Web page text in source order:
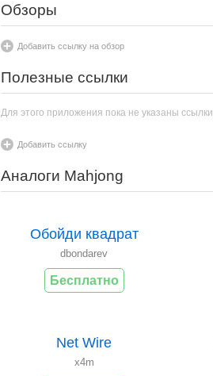
Обзоры
Добавить ссылку на обзор
Полезные ссылки
Для этого приложения пока не указаны ссылки
Добавить ссылку
Аналоги Mahjong
Обойди квадрат
dbondarev
Бесплатно
Net Wire
x4m